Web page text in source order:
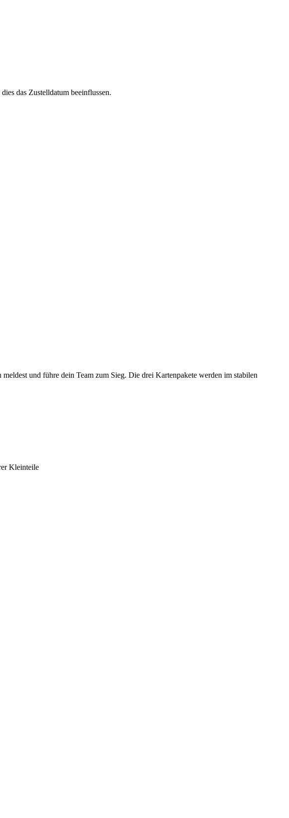
das Zustelldatum beeinflussen.
und führe dein Team zum Sieg. Die drei Kartenpakete werden im stabilen
Kleinteile